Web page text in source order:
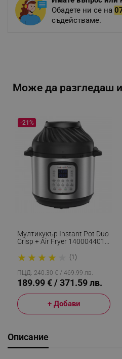
Обадете ни се на
съдействаме.
Може да разгледаш
Мултикукър Instant Pot Duo
Crisp + Air Fryer 140004401,
Кошница Air Fryer,
EvenCrisp, Инокс
★ ★ ★ ★ (1)
-21%
ПЦД: 240.30 € / 469.99 лв.
189.99 € / 371.59 лв.
+ Добави
Описание